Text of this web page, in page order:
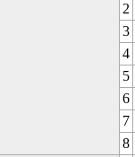
2
3
4
5
6
7
8